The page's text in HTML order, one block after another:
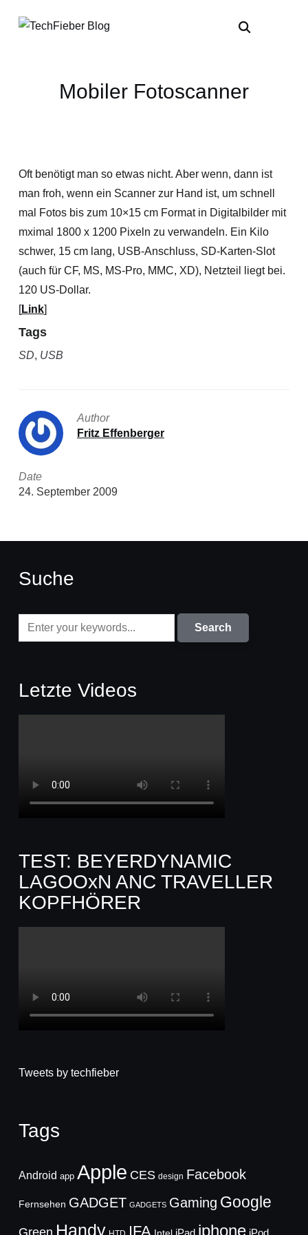
Mobiler Fotoscanner
Oft benötigt man so etwas nicht. Aber wenn, dann ist
man froh, wenn ein Scanner zur Hand ist, um schnell
mal Fotos bis zum 10×15 cm Format in Digitalbilder mit
mximal 1800 x 1200 Pixeln zu verwandeln. Ein Kilo
schwer, 15 cm lang, USB-Anschluss, SD-Karten-Slot
(auch für CF, MS, MS-Pro, MMC, XD), Netzteil liegt bei.
120 US-Dollar.
[Link]
Tags
SD, USB
Author
Fritz Effenberger
Date
24. September 2009
Suche
Letzte Videos
TEST: BEYERDYNAMIC
LAGOOxN ANC TRAVELLER
KOPFHÖRER
Tweets by techfieber
Tags
Android app Apple CES design Facebook
Fernsehen GADGET GADGETS Gaming Google
Green Handy IFA iPad iphone